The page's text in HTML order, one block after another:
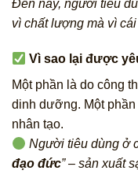
Đến nay, người tiêu
vì chất lượng mà vì
Vì sao lại được
Một phần là do công
dinh dưỡng. Một
nhân tạo.
Người tiêu dùng ở
đạo đức” – sản xuất